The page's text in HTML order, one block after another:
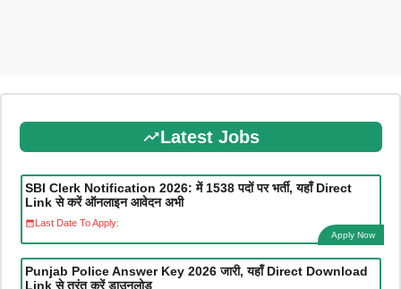
Latest Jobs
SBI Clerk Notification 2026: में 1538 पदों पर भर्ती, यहाँ Direct
Link से करें ऑनलाइन आवेदन अभी
Last Date To Apply:
Apply Now
Punjab Police Answer Key 2026 जारी, यहाँ Direct Download
Link से तुरंत करें डाउनलोड